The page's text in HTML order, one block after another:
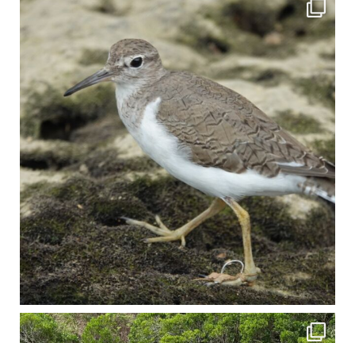
4月に入り、新人教育の為カヤックから落ちた際の救助の実技練習の風景です。 一人前の